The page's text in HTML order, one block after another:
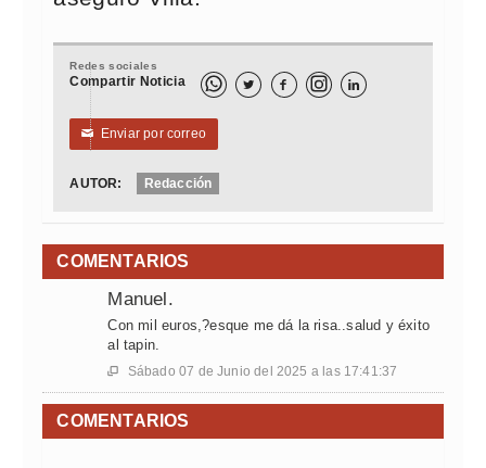
Redes sociales
Compartir Noticia   
✉ Enviar por correo
AUTOR: Redacción
COMENTARIOS
Manuel.
Con mil euros,?esque me dá la risa..salud y éxito
al tapin.
 Sábado 07 de Junio del 2025 a las 17:41:37
COMENTARIOS